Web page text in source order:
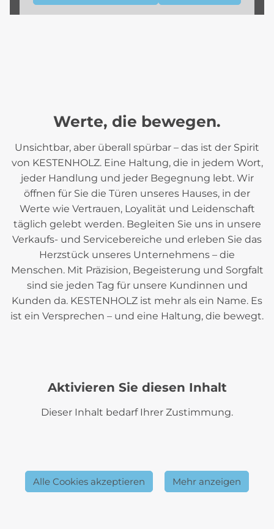
Werte, die bewegen.
Unsichtbar, aber überall spürbar – das ist der Spirit
von KESTENHOLZ. Eine Haltung, die in jedem Wort,
jeder Handlung und jeder Begegnung lebt. Wir
öffnen für Sie die Türen unseres Hauses, in der
Werte wie Vertrauen, Loyalität und Leidenschaft
täglich gelebt werden. Begleiten Sie uns in unsere
Verkaufs- und Servicebereiche und erleben Sie das
Herzstück unseres Unternehmens – die
Menschen. Mit Präzision, Begeisterung und Sorgfalt
sind sie jeden Tag für unsere Kundinnen und
Kunden da. KESTENHOLZ ist mehr als ein Name. Es
ist ein Versprechen – und eine Haltung, die bewegt.
Aktivieren Sie diesen Inhalt
Dieser Inhalt bedarf Ihrer Zustimmung.
Alle Cookies akzeptieren Mehr anzeigen